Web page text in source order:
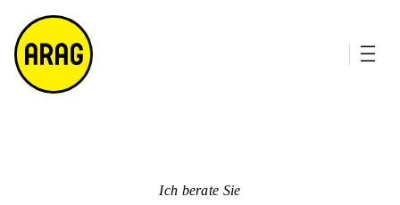
m
a
p
Ich berate Sie